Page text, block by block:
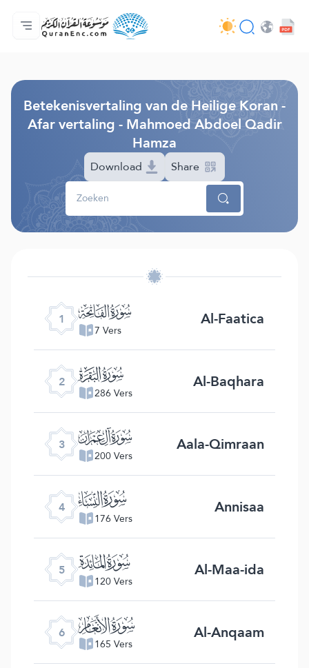
Homepagina
Inhoudsopgave van de vertalingen
Audio
Diensten voor ontwikkelaars - API
Over het project
Contacteer ons
Taal
Betekenisvertaling van de Heilige Koran -
Afar vertaling - Mahmoed Abdoel Qadir
Hamza
Download Share
1 ﮍ
7 Vers Al-Faatica
2 ﮎ
286 Vers Al-Baqhara
3 ﮏ
200 Vers Aala-Qimraan
4 ﮐ
176 Vers Annisaa
5 ﮑ
120 Vers Al-Maa-ida
6 ﮒ
165 Vers Al-Anqaam